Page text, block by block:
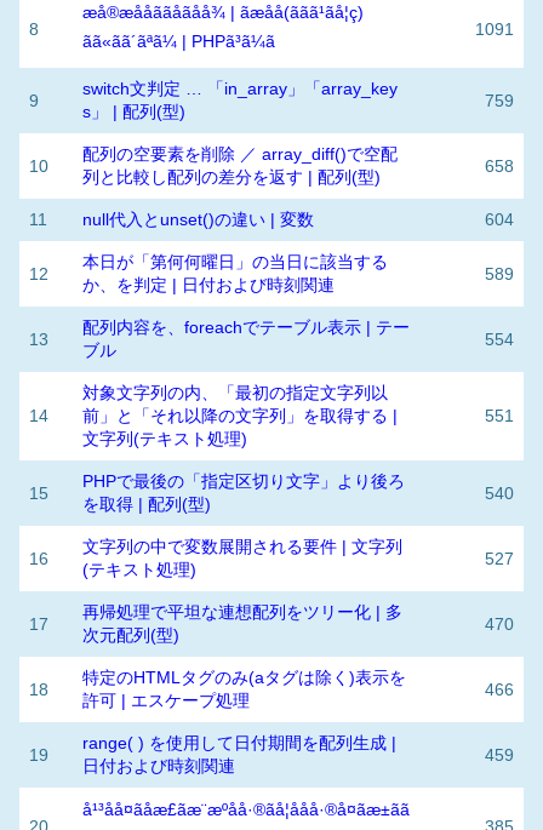
8
æå®æå­åããåãåå¾ | ãæå­å(ãã­ã¹ãå¦ç)
ãã«ãã´ãªã¼ | PHPã³ã¼ã
1091
9
switch文判定 … 「in_array」「array_key
s」 | 配列(型)
759
10
配列の空要素を削除 ／ array_diff()で空配
列と比較し配列の差分を返す | 配列(型)
658
11 null代入とunset()の違い | 変数 604
12
本日が「第何何曜日」の当日に該当する
か、を判定 | 日付および時刻関連
589
13
配列内容を、foreachでテーブル表示 | テー
ブル
554
14
対象文字列の内、「最初の指定文字列以
前」と「それ以降の文字列」を取得する |
文字列(テキスト処理)
551
15
PHPで最後の「指定区切り文字」より後ろ
を取得 | 配列(型)
540
16
文字列の中で変数展開される要件 | 文字列
(テキスト処理)
527
17
再帰処理で平坦な連想配列をツリー化 | 多
次元配列(型)
470
18
特定のHTMLタグのみ(aタグは除く)表示を
許可 | エスケープ処理
466
19
range( ) を使用して日付期間を配列生成 |
日付および時刻関連
459
å¹³åå¤ãåæ£ãæ¨æºåå·®ãå­¦ååå·®å¤ãæ±ãã